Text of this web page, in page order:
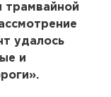
трамвайной
удалось
и